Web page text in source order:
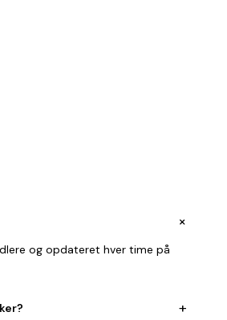
+
og opdateret hver time på
+